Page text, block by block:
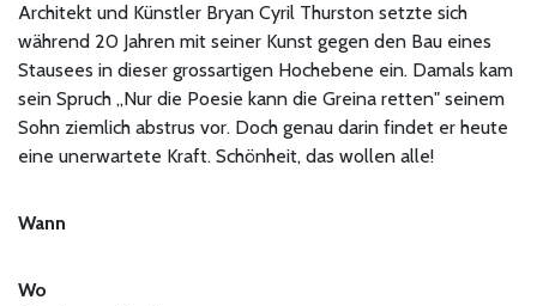
Architekt und Künstler Bryan Cyril Thurston setzte sich
während 20 Jahren mit seiner Kunst gegen den Bau eines
Stausees in dieser grossartigen Hochebene ein. Damals kam
sein Spruch „Nur die Poesie kann die Greina retten" seinem
Sohn ziemlich abstrus vor. Doch genau darin findet er heute
eine unerwartete Kraft. Schönheit, das wollen alle!
Wann
Wo